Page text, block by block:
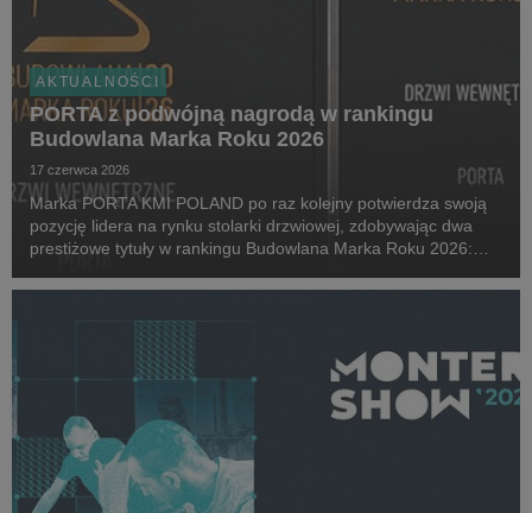
AKTUALNOŚCI
PORTA z podwójną nagrodą w rankingu
Budowlana Marka Roku 2026
17 czerwca 2026
Marka PORTA KMI POLAND po raz kolejny potwierdza swoją
pozycję lidera na rynku stolarki drzwiowej, zdobywając dwa
prestiżowe tytuły w rankingu Budowlana Marka Roku 2026:
oraz Champion Roku 2026.